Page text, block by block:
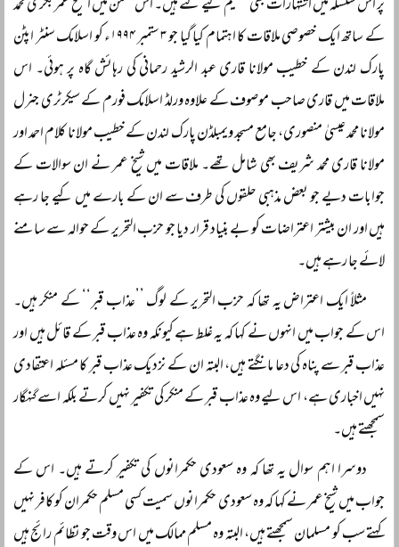
پر اس سلسلہ میں اشتہارات بھی تقسیم کیے گئے ہیں۔ اس ضمن میں الشیخ عمر بکری محمد
کے ساتھ ایک خصوصی ملاقات کا اہتمام کیا گیا جو ۳ ستمبر ۱۹۹۴ء کو اسلامک سنٹر اپٹن
پارک لندن کے خطیب مولانا قاری عبد الرشید رحمانی کی رہائش گاہ پر ہوئی۔ اس
ملاقات میں قاری صاحب موصوف کے علاوہ ورلڈ اسلامک فورم کے سیکرٹری جنرل
مولانا محمد عیسیٰ منصوری، جامع مسجد ویمبلڈن پارک لندن کے خطیب مولانا کلام احمد اور
مولانا قاری محمد شریف بھی شامل تھے۔ ملاقات میں شیخ عمر نے ان سوالات کے
جوابات دیے جو بعض مذہبی حلقوں کی طرف سے ان کے بارے میں کیے جا رہے
ہیں اور ان بیشتر اعتراضات کو بے بنیاد قرار دیا جو حزب التحریر کے حوالہ سے سامنے
لائے جا رہے ہیں۔
مثلاً ایک اعتراض یہ تھا کہ حزب التحریر کے لوگ ’’عذاب قبر‘‘ کے منکر ہیں۔
اس کے جواب میں انہوں نے کہا کہ یہ غلط ہے کیونکہ وہ عذاب قبر کے قائل ہیں اور
عذاب قبر سے پناہ کی دعا مانگتے ہیں، البتہ ان کے نزدیک عذاب قبر کا مسئلہ اعتقادی
نہیں اخباری ہے، اس لیے وہ عذاب قبر کے منکر کی تکفیر نہیں کرتے بلکہ اسے گنہگار
سمجھتے ہیں۔
دوسرا اہم سوال یہ تھا کہ وہ سعودی حکمرانوں کی تکفیر کرتے ہیں۔ اس کے
جواب میں شیخ عمر نے کہا کہ وہ سعودی حکمرانوں سمیت کسی مسلم حکمران کو کافر نہیں
کہتے سب کو مسلمان سمجھتے ہیں، البتہ وہ مسلم ممالک میں اس وقت جو نظائم رائج ہیں